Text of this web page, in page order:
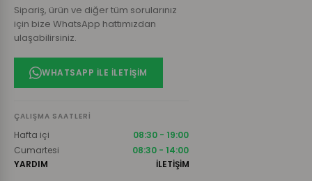
Sipariş, ürün ve diğer tüm sorularınız
için bize WhatsApp hattımızdan
ulaşabilirsiniz.
WHATSAPP ILE İLETIŞIM
ÇALIŞMA SAATLERI
Hafta içi
08:30 - 19:00
Cumartesi
08:30 - 14:00
YARDIM İLETİŞİM